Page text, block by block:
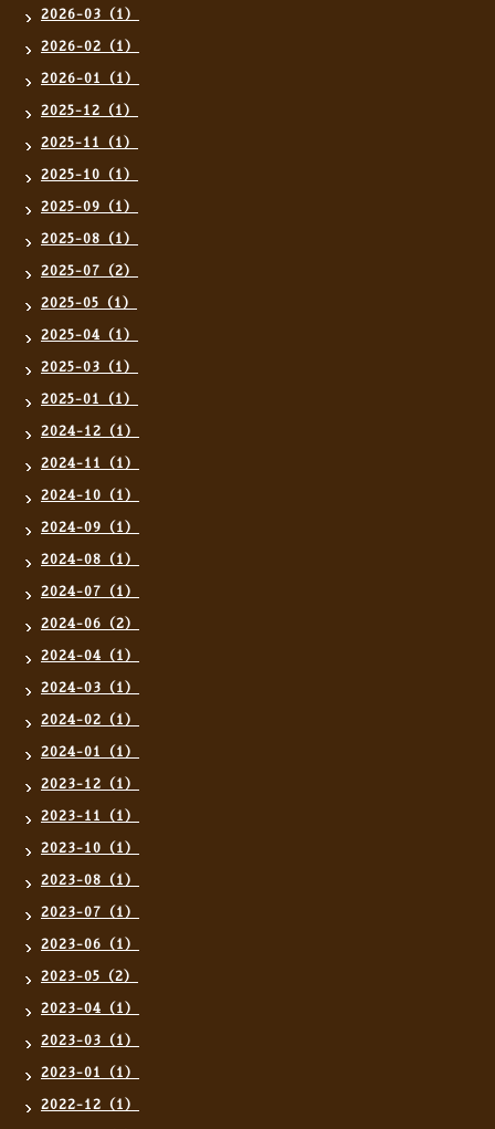
2026-03（1）
2026-02（1）
2026-01（1）
2025-12（1）
2025-11（1）
2025-10（1）
2025-09（1）
2025-08（1）
2025-07（2）
2025-05（1）
2025-04（1）
2025-03（1）
2025-01（1）
2024-12（1）
2024-11（1）
2024-10（1）
2024-09（1）
2024-08（1）
2024-07（1）
2024-06（2）
2024-04（1）
2024-03（1）
2024-02（1）
2024-01（1）
2023-12（1）
2023-11（1）
2023-10（1）
2023-08（1）
2023-07（1）
2023-06（1）
2023-05（2）
2023-04（1）
2023-03（1）
2023-01（1）
2022-12（1）